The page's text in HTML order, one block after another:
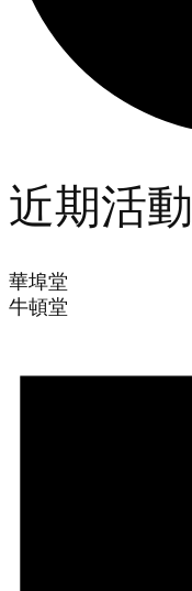
近期活動
華埠堂
牛頓堂